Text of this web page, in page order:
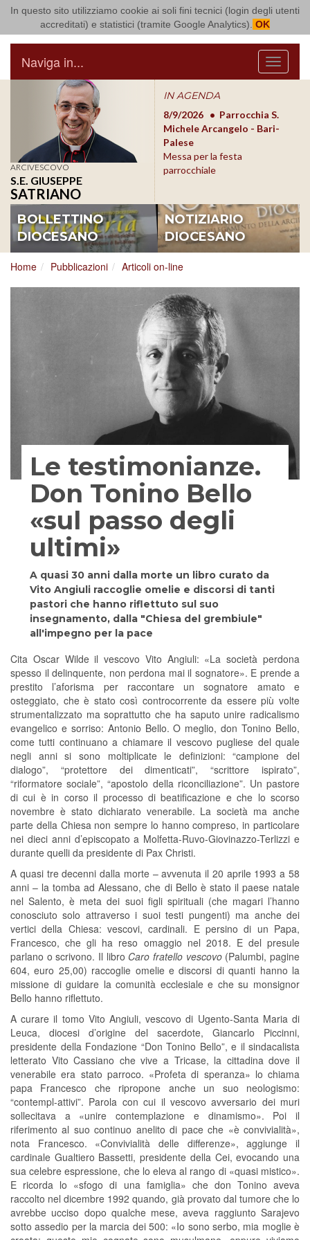
In questo sito utilizziamo cookie ai soli fini tecnici (login degli utenti
accreditati) e statistici (tramite Google Analytics). OK
Arcidiocesi di Bari Bitonto
Menu
Naviga in...
ARCIVESCOVO
S.E. GIUSEPPE
SATRIANO
IN AGENDA
8/17/2026
Conversano
Conferenza Episcopale
Pugliese
8/9/2026
Parrocchia S.
Michele Arcangelo - Bari-
Palese
Messa per la festa
parrocchiale
BOLLETTINO
DIOCESANO
NOTIZIARIO
DIOCESANO
Home Pubblicazioni Articoli on-line
Le testimonianze.
Don Tonino Bello
«sul passo degli
ultimi»
A quasi 30 anni dalla morte un libro curato da
Vito Angiuli raccoglie omelie e discorsi di tanti
pastori che hanno riflettuto sul suo
insegnamento, dalla "Chiesa del grembiule"
all'impegno per la pace
Cita Oscar Wilde il vescovo Vito Angiuli: «La società perdona
spesso il delinquente, non perdona mai il sognatore». E prende a
prestito l’aforisma per raccontare un sognatore amato e
osteggiato, che è stato così controcorrente da essere più volte
strumentalizzato ma soprattutto che ha saputo unire radicalismo
evangelico e sorriso: Antonio Bello. O meglio, don Tonino Bello,
come tutti continuano a chiamare il vescovo pugliese del quale
negli anni si sono moltiplicate le definizioni: “campione del
dialogo”, “protettore dei dimenticati”, “scrittore ispirato”,
“riformatore sociale”, “apostolo della riconciliazione”. Un pastore
di cui è in corso il processo di beatificazione e che lo scorso
novembre è stato dichiarato venerabile. La società ma anche
parte della Chiesa non sempre lo hanno compreso, in particolare
nei dieci anni d’episcopato a Molfetta-Ruvo-Giovinazzo-Terlizzi e
durante quelli da presidente di Pax Christi.
A quasi tre decenni dalla morte – avvenuta il 20 aprile 1993 a 58
anni – la tomba ad Alessano, che di Bello è stato il paese natale
nel Salento, è meta dei suoi figli spirituali (che magari l’hanno
conosciuto solo attraverso i suoi testi pungenti) ma anche dei
vertici della Chiesa: vescovi, cardinali. E persino di un Papa,
Francesco, che gli ha reso omaggio nel 2018. E del presule
parlano o scrivono. Il libro Caro fratello vescovo(Palumbi, pagine
604, euro 25,00) raccoglie omelie e discorsi di quanti hanno la
missione di guidare la comunità ecclesiale e che su monsignor
Bello hanno riflettuto.
A curare il tomo Vito Angiuli, vescovo di Ugento-Santa Maria di
Leuca, diocesi d’origine del sacerdote, Giancarlo Piccinni,
presidente della Fondazione “Don Tonino Bello”, e il sindacalista
letterato Vito Cassiano che vive a Tricase, la cittadina dove il
venerabile era stato parroco. «Profeta di speranza» lo chiama
papa Francesco che ripropone anche un suo neologismo:
“contempl-attivi”. Parola con cui il vescovo avversario dei muri
sollecitava a «unire contemplazione e dinamismo». Poi il
riferimento al suo continuo anelito di pace che «è convivialità»,
nota Francesco. «Convivialità delle differenze», aggiunge il
cardinale Gualtiero Bassetti, presidente della Cei, evocando una
sua celebre espressione, che lo eleva al rango di «quasi mistico».
E ricorda lo «sfogo di una famiglia» che don Tonino aveva
raccolto nel dicembre 1992 quando, già provato dal tumore che lo
avrebbe ucciso dopo qualche mese, aveva raggiunto Sarajevo
sotto assedio per la marcia dei 500: «Io sono serbo, mia moglie è